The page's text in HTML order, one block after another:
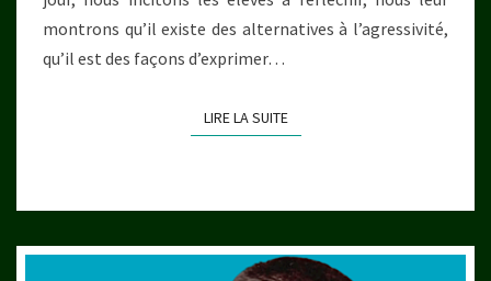
montrons qu’il existe des alternatives à l’agressivité,
qu’il est des façons d’exprimer…
LIRE LA SUITELIRE LA SUITE